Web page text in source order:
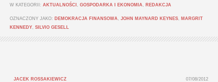
W KATEGORII: AKTUALNOŚCI GOSPODARKA I EKONOMIA REDAKCJA
OZNACZONY JAKO: DEMOKRACJA FINANSOWA JOHN MAYNARD KEYNES
MARGRIT
KENNEDY SILVIO GESELL
JACEK ROSSAKIEWICZ 07/08/2012